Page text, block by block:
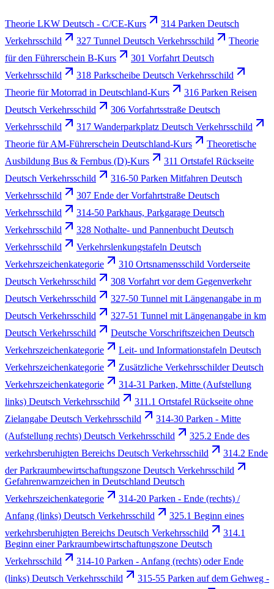
Theorie LKW Deutsch - C/CE-Kurs
314 Parken Deutsch
Verkehrsschild
327 Tunnel Deutsch Verkehrsschild
Theorie
für den Führerschein B-Kurs
301 Vorfahrt Deutsch
Verkehrsschild
318 Parkscheibe Deutsch Verkehrsschild
Theorie für Motorrad in Deutschland-Kurs
316 Parken Reisen
Deutsch Verkehrsschild
306 Vorfahrtsstraße Deutsch
Verkehrsschild
317 Wanderparkplatz Deutsch Verkehrsschild
Theorie für AM-Führerschein Deutschland-Kurs
Theoretische
Ausbildung Bus & Fernbus (D)-Kurs
311 Ortstafel Rückseite
Deutsch Verkehrsschild
316-50 Parken Mitfahren Deutsch
Verkehrsschild
307 Ende der Vorfahrtstraße Deutsch
Verkehrsschild
314-50 Parkhaus, Parkgarage Deutsch
Verkehrsschild
328 Nothalte- und Pannenbucht Deutsch
Verkehrsschild
Verkehrslenkungstafeln Deutsch
Verkehrszeichenkategorie
310 Ortsnamensschild Vorderseite
Deutsch Verkehrsschild
308 Vorfahrt vor dem Gegenverkehr
Deutsch Verkehrsschild
327-50 Tunnel mit Längenangabe in m
Deutsch Verkehrsschild
327-51 Tunnel mit Längenangabe in km
Deutsch Verkehrsschild
Deutsche Vorschriftszeichen Deutsch
Verkehrszeichenkategorie
Leit- und Informationstafeln Deutsch
Verkehrszeichenkategorie
Zusätzliche Verkehrsschilder Deutsch
Verkehrszeichenkategorie
314-31 Parken, Mitte (Aufstellung
links) Deutsch Verkehrsschild
311.1 Ortstafel Rückseite ohne
Zielangabe Deutsch Verkehrsschild
314-30 Parken - Mitte
(Aufstellung rechts) Deutsch Verkehrsschild
325.2 Ende des
verkehrsberuhigten Bereichs Deutsch Verkehrsschild
314.2 Ende
der Parkraumbewirtschaftungszone Deutsch Verkehrsschild
Gefahrenwarnzeichen in Deutschland Deutsch
Verkehrszeichenkategorie
314-20 Parken - Ende (rechts) /
Anfang (links) Deutsch Verkehrsschild
325.1 Beginn eines
verkehrsberuhigten Bereichs Deutsch Verkehrsschild
314.1
Beginn einer Parkraumbewirtschaftungszone Deutsch
Verkehrsschild
314-10 Parken - Anfang (rechts) oder Ende
(links) Deutsch Verkehrsschild
315-55 Parken auf dem Gehweg -